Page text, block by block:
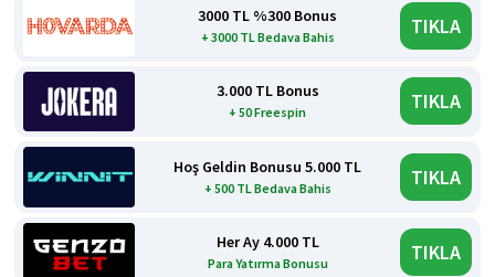
3000 TL %300 Bonus
+ 3000 TL Bedava Bahis TIKLA
3.000 TL Bonus
+ 50 Freespin TIKLA
Hoş Geldin Bonusu 5.000 TL
+ 500 TL Bedava Bahis TIKLA
Her Ay 4.000 TL
Para Yatırma Bonusu TIKLA